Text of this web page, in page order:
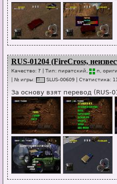
RUS-01204 (FireCross,
Качество: ? | Тип: пиратский, п ,
| № игры:
SL US-00609 Статистика:
За основу взят перевод (RUS-